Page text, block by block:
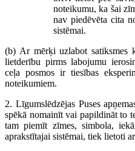
noteikumu, ka šai
nav piedēvēta cita
sistēmai.
(b) Ar mērķi uzlabot satiksmes
lietderību pirms labojumu
ceļa posmos ir tiesības
noteikumiem.
2. Līgumslēdzējas Puses
spēkā nomainīt vai papildināt to
tam piemīt zīmes, simbola,
aprakstītajai sistēmai, tiek lietoti